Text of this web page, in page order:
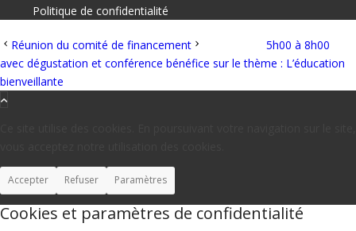
Politique de confidentialité
Réunion du comité de financement
5h00 à 8h00
avec dégustation et conférence bénéfice sur le thème : L’éducation
bienveillante
Accepter Refuser Paramètres
Cookies et paramètres de confidentialité